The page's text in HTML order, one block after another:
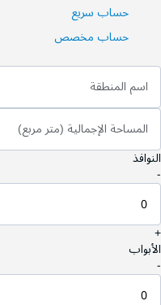
حساب سريع
حساب مخصص
اسم المنطقة
المساحة الإجمالية (متر مربع)
النوافذ
-
+
الأبواب
-